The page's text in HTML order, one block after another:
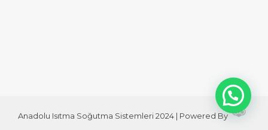
Anadolu Isıtma Soğutma Sistemleri 2024 | Powered By